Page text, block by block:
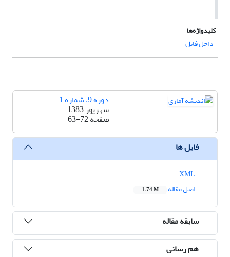
کلیدواژه‌ها
داخل فایل
دوره 9، شماره 1
شهریور 1383
صفحه63-72
فایل ها
اصل مقاله
1.74 M
سابقه مقاله
هم رسانی